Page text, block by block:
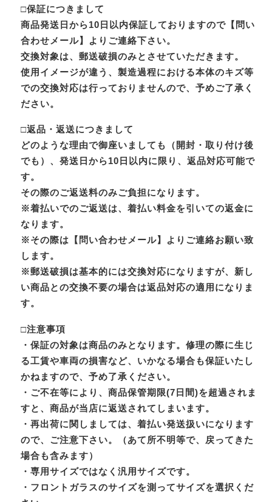
□保証につきまして
商品発送日から10日以内保証しておりますので【問い
合わせメール】よりご連絡下さい。
交換対象は、郵送破損のみとさせていただきます。
使用イメージが違う、製造過程における本体のキズ等
での交換対応は行っておりませんので、予めご了承く
ださい。
□返品・返送につきまして
どのような理由で御座いましても（開封・取り付け後
でも）、発送日から10日以内に限り、返品対応可能で
す。
その際のご返送料のみご負担になります。
※着払いでのご返送は、着払い料金を引いての返金に
なります。
※その際は【問い合わせメール】よりご連絡お願い致
します。
※郵送破損は基本的には交換対応になりますが、新し
い商品との交換不要の場合は返品対応の適用になりま
す。
□注意事項
・保証の対象は商品のみとなります。修理の際に生じ
る工賃や車両の損害など、いかなる場合も保証いたし
かねますので、予め了承ください。
・ご不在等により、商品保管期限(7日間)を超過されま
すと、商品が当店に返送されてしまいます。
・再出荷に関しましては、着払い発送扱いになります
ので、ご注意下さい。（あて所不明等で、戻ってきた
場合も含みます）
・専用サイズではなく汎用サイズです。
・フロントガラスのサイズを測ってサイズを選択くだ